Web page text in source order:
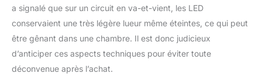
a signalé que sur un circuit en va-et-vient, les LED
conservaient une très légère lueur même éteintes, ce qui peut
être gênant dans une chambre. Il est donc judicieux
d’anticiper ces aspects techniques pour éviter toute
déconvenue après l’achat.